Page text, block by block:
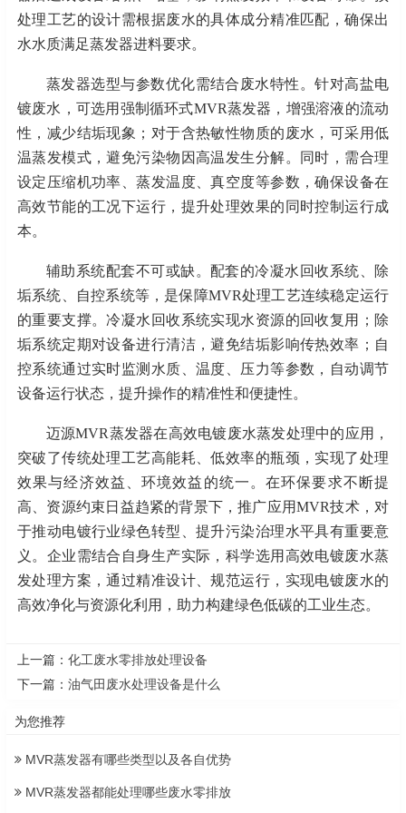
处理工艺的设计需根据废水的具体成分精准匹配，确保出
水水质满足蒸发器进料要求。
蒸发器选型与参数优化需结合废水特性。针对高盐电
镀废水，可选用强制循环式MVR蒸发器，增强溶液的流动
性，减少结垢现象；对于含热敏性物质的废水，可采用低
温蒸发模式，避免污染物因高温发生分解。同时，需合理
设定压缩机功率、蒸发温度、真空度等参数，确保设备在
高效节能的工况下运行，提升处理效果的同时控制运行成
本。
辅助系统配套不可或缺。配套的冷凝水回收系统、除
垢系统、自控系统等，是保障MVR处理工艺连续稳定运行
的重要支撑。冷凝水回收系统实现水资源的回收复用；除
垢系统定期对设备进行清洁，避免结垢影响传热效率；自
控系统通过实时监测水质、温度、压力等参数，自动调节
设备运行状态，提升操作的精准性和便捷性。
迈源MVR蒸发器在高效电镀废水蒸发处理中的应用，
突破了传统处理工艺高能耗、低效率的瓶颈，实现了处理
效果与经济效益、环境效益的统一。在环保要求不断提
高、资源约束日益趋紧的背景下，推广应用MVR技术，对
于推动电镀行业绿色转型、提升污染治理水平具有重要意
义。企业需结合自身生产实际，科学选用高效电镀废水蒸
发处理方案，通过精准设计、规范运行，实现电镀废水的
高效净化与资源化利用，助力构建绿色低碳的工业生态。
上一篇： 化工废水零排放处理设备
下一篇： 油气田废水处理设备是什么
为您推荐
MVR蒸发器有哪些类型以及各自优势
MVR蒸发器都能处理哪些废水零排放